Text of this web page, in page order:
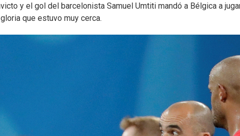
y el gol del barcelonista Samuel Umtiti mandó a Bélgica a
que estuvo muy cerca.